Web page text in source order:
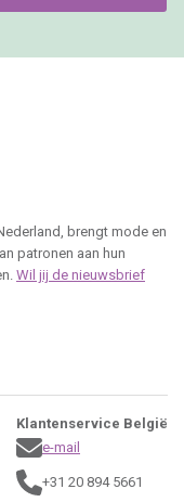
brengt mode en
patronen aan hun
Wil jij de nieuwsbrief
Klantenservice België
e-mail
+31 20 894 5661